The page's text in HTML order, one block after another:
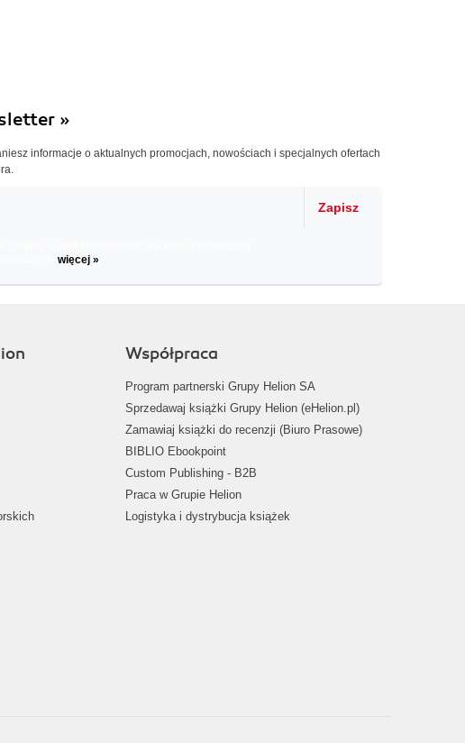
»
informacje o aktualnych promocjach, nowościach i specjalnych ofertach
Zapisz
więcej »
Współpraca
Program partnerski Grupy Helion SA
Sprzedawaj książki Grupy Helion (eHelion.pl)
Zamawiaj książki do recenzji (Biuro Prasowe)
BIBLIO Ebookpoint
Custom Publishing - B2B
Praca w Grupie Helion
Logistyka i dystrybucja książek